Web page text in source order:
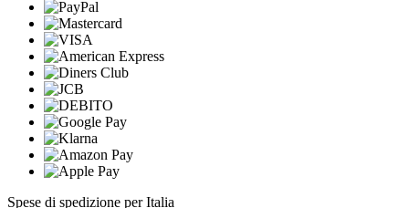
Spese di spedizione per Italia